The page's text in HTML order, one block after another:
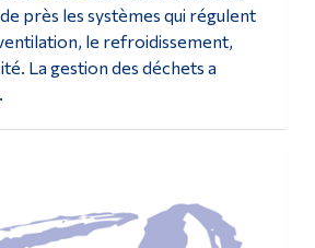
près les systèmes qui régulent
le refroidissement,
La gestion des déchets a